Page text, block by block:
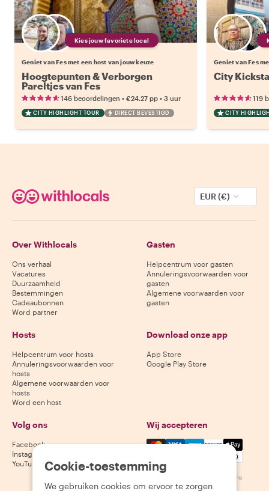
Kies jouw favoriete local
Geniet van Fes met een host van jouw keuze
Hoogtepunten & Verborgen
Pareltjes van Fes
146 beoordelingen • €24.27 pp • 3 uur
CITY HIGHLIGHT TOUR DIRECT BEVESTIGD
Geniet van Fes
City
119
CITY
EUR (€)
Over Withlocals
Ons verhaal
Vacatures
Duurzaamheid
Bestemmingen
Cadeaubonnen
Word partner
Gasten
Helpcentrum voor gasten
Annuleringsvoorwaarden voor
gasten
Algemene voorwaarden voor
gasten
Hosts
Helpcentrum voor hosts
Annuleringsvoorwaarden voor
hosts
Algemene voorwaarden voor
hosts
Word een host
Download onze app
App Store
Google Play Store
Volg ons
Facebook
Instagram
YouTube
Wij accepteren
Mastercard, Visa, Amex,
Beschikbaarheid varieert per bestemming
Cookie-toestemming
We gebruiken cookies om ervoor te zorgen